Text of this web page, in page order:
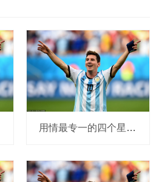
用情最专一的四个星座女